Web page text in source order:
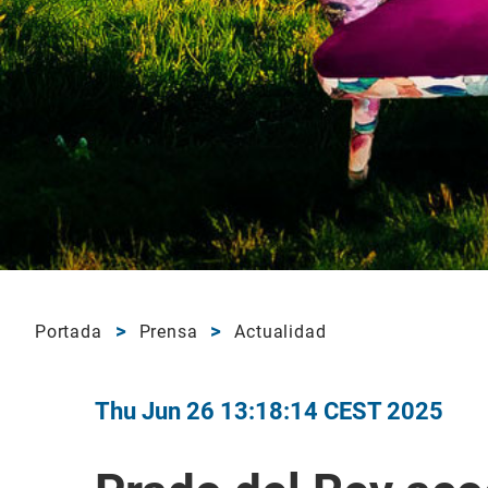
Portada Prensa Actualidad
Thu Jun 26 13:18:14 CEST 2025